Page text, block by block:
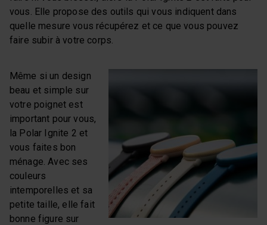
vous. Elle propose des outils qui vous indiquent dans
quelle mesure vous récupérez et ce que vous pouvez
faire subir à votre corps.
Même si un design
beau et simple sur
votre poignet est
important pour vous,
la Polar Ignite 2 et
vous faites bon
ménage. Avec ses
couleurs
intemporelles et sa
petite taille, elle fait
bonne figure sur